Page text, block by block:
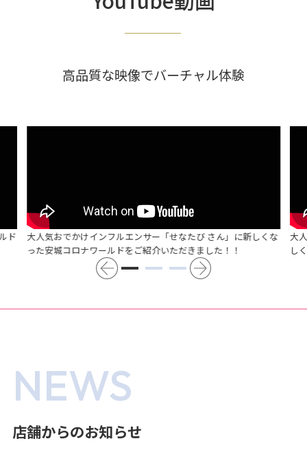
高品質な映像でバーチャル体験
ド
大人気おでかけインフルエンサー「せなたび さん」に新しくな
った安城コロナワールドをご紹介いただきました！！
大
し
NEWS
店舗からのお知らせ